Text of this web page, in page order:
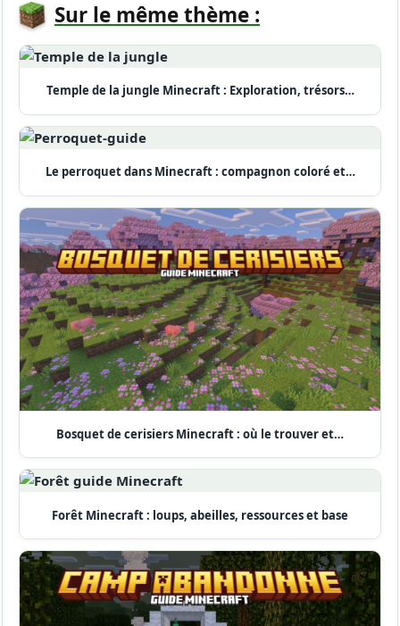
Sur le même thème :
Temple de la jungle Minecraft : Exploration, trésors…
Le perroquet dans Minecraft : compagnon coloré et…
Bosquet de cerisiers Minecraft : où le trouver et…
Forêt Minecraft : loups, abeilles, ressources et base